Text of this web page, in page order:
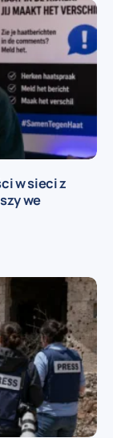
w sieci z
we